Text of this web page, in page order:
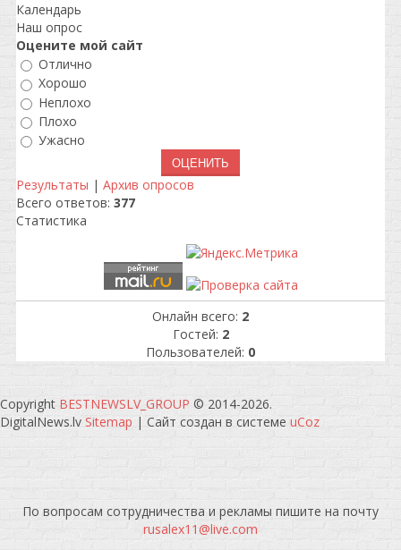
Календарь
Наш опрос
Оцените мой сайт
Отлично
Хорошо
Неплохо
Плохо
Ужасно
Результаты | Архив опросов
Всего ответов: 377
Статистика
Онлайн всего: 2
Гостей: 2
Пользователей: 0
Copyright BESTNEWSLV_GROUP © 2014-2026.
DigitalNews.lv Sitemap | Сайт создан в системе uCoz
По вопросам сотрудничества и рекламы пишите на почту
rusalex11@live.com